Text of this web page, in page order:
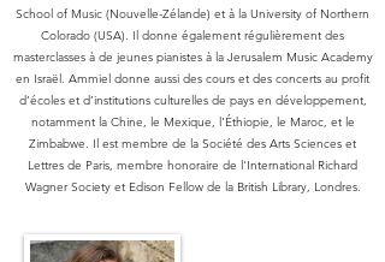
School of Music (Nouvelle-Zélande) et à la University of Northern
Colorado (USA). Il donne également régulièrement des
masterclasses à de jeunes pianistes à la Jerusalem Music Academy
en Israël. Ammiel donne aussi des cours et des concerts au profit
d’écoles et d’institutions culturelles de pays en développement,
notamment la Chine, le Mexique, l'Éthiopie, le Maroc, et le
Zimbabwe. Il est membre de la Société des Arts Sciences et
Lettres de Paris, membre honoraire de l'International Richard
Wagner Society et Edison Fellow de la British Library, Londres.